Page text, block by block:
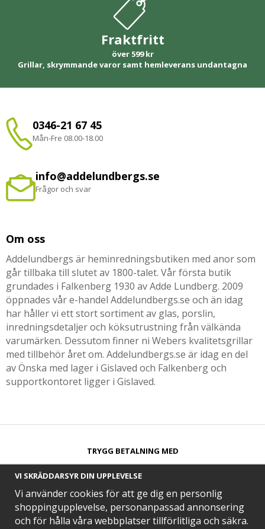
Fraktfritt
över 599 kr
Grillar, skrymmande varor samt hemleverans undantagna
0346-21 67 45
Mån-Fre 08.00-18.00
info@addelundbergs.se
Frågor och svar
Om oss
Addelundbergs är heminredningsbutiken med anor som
går tillbaka till slutet av 1800-talet. Vår första butik
grundades i Falkenberg 1930 av Adde Lundberg. 2009
öppnades vår e-handel Addelundbergs.se och än idag
har håller vi ett stort sortiment av glas, porslin,
inredningsdetaljer och köksutrustning från välkända
varumärken. Dessutom finner ni Webers kvalitetsgrillar
med tillbehör året om. Addelundbergs.se är idag en del
av Önska med lager i Gislaved och Falkenberg och
supportkontoret ligger i Gislaved.
TRYGG BETALNING MED​
SNABB LEVERANS MED
VI SKRÄDDARSYR DIN UPPLEVELSE
Vi använder cookies för att ge dig en personlig
shoppingupplevelse, personanpassad annonsering
och för hålla våra webbplatser tillförlitliga och säkra.